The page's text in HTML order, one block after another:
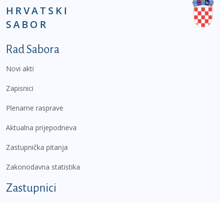
HRVATSKI
SABOR
Podnožje prvi izbornik
Rad Sabora
Novi akti
Zapisnici
Plenarne rasprave
Aktualna prijepodneva
Zastupnička pitanja
Zakonodavna statistika
Zastupnici